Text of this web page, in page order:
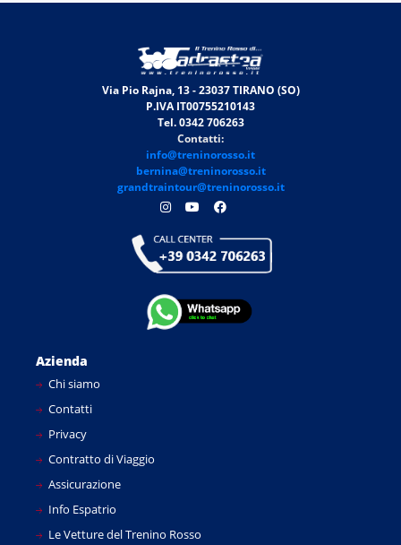
Via Pio Rajna, 13 - 23037 TIRANO (SO)
P.IVA IT00755210143
Tel. 0342 706263
Contatti:
info@treninorosso.it
bernina@treninorosso.it
grandtraintour@treninorosso.it
Azienda
Chi siamo
Contatti
Privacy
Contratto di Viaggio
Assicurazione
Info Espatrio
Le Vetture del Trenino Rosso